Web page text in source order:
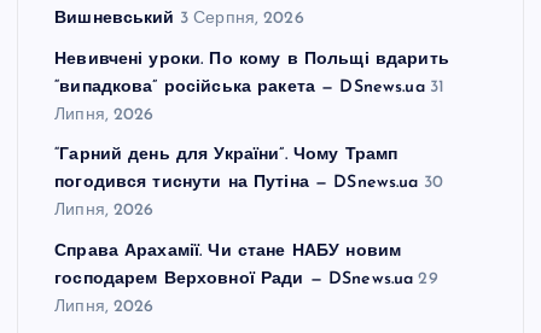
Вишневський 3 Серпня, 2026
Невивчені уроки. По кому в Польщі вдарить
“випадкова” російська ракета — DSnews.ua 31
Липня, 2026
“Гарний день для України”. Чому Трамп
погодився тиснути на Путіна — DSnews.ua 30
Липня, 2026
Справа Арахамії. Чи стане НАБУ новим
господарем Верховної Ради — DSnews.ua 29
Липня, 2026